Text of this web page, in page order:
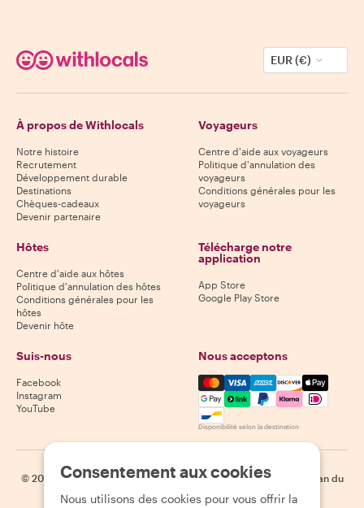
EUR (€)
À propos de Withlocals
Notre histoire
Recrutement
Développement durable
Destinations
Chèques-cadeaux
Devenir partenaire
Voyageurs
Centre d'aide aux voyageurs
Politique d'annulation des
voyageurs
Conditions générales pour les
voyageurs
Hôtes
Centre d'aide aux hôtes
Politique d'annulation des hôtes
Conditions générales pour les
hôtes
Devenir hôte
Télécharge notre
application
App Store
Google Play Store
Suis-nous
Facebook
Instagram
YouTube
Nous acceptons
Mastercard, Visa, Amex,
Disponibilité selon la destination
© 2026 Withlocals.com | Politique de confidentialité | Cookies
Plan du
site
Consentement aux cookies
Nous utilisons des cookies pour vous offrir la